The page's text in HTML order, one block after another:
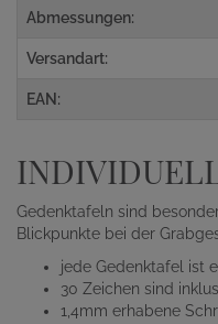
Abmessungen:
Versandart:
EAN:
Gedenktafeln sind
Blickpunkte bei der
jede Gedenktafel ist
30 Zeichen sind
1,4mm erhabene